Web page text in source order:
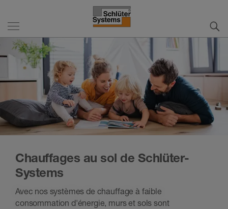
Chauffages au sol de Schlüter-
Systems
Avec nos systèmes de chauffage à faible
consommation d'énergie, murs et sols sont